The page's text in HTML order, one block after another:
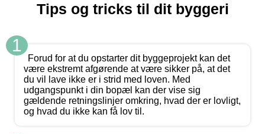
Tips og tricks til dit byggeri
1
Forud for at du opstarter dit byggeprojekt kan det
være ekstremt afgørende at være sikker på, at det
du vil lave ikke er i strid med loven. Med
udgangspunkt i din bopæl kan der vise sig
gældende retningslinjer omkring, hvad der er lovligt,
og hvad du ikke kan få lov til.